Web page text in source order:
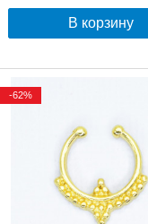
В корзину
-62%